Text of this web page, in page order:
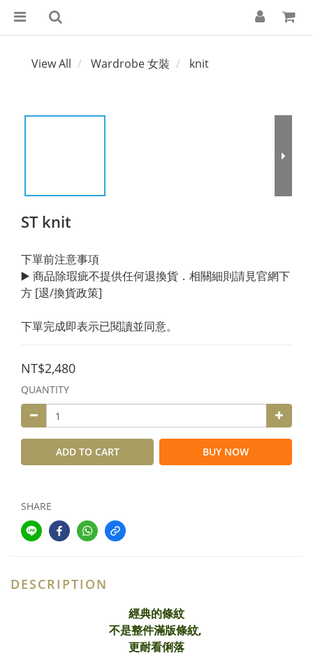
View All Wardrobe 女裝 knit
ST knit
下單前注意事項
▶️ 商品除瑕疵不提供任何退換貨．相關細則請見官網下
方 [退/換貨政策]
下單完成即表示已閱讀並同意。
NT$2,480
QUANTITY
ADD TO CART BUY NOW
SHARE
DESCRIPTION
經典的條紋
不是整件滿版條紋,
更耐看俐落